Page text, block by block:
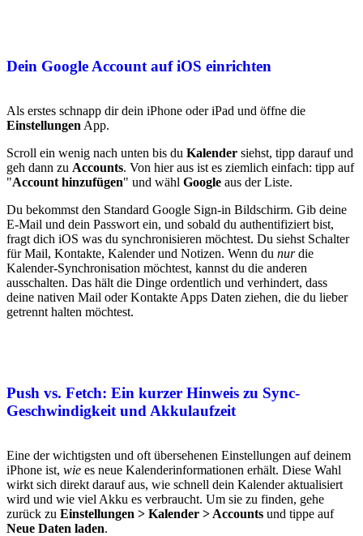
Dein Google Account auf iOS einrichten
Als erstes schnapp dir dein iPhone oder iPad und öffne die
Einstellungen App.
Scroll ein wenig nach unten bis du Kalender siehst, tipp darauf und
geh dann zu Accounts. Von hier aus ist es ziemlich einfach: tipp auf
"Account hinzufügen" und wähl Google aus der Liste.
Du bekommst den Standard Google Sign-in Bildschirm. Gib deine
E-Mail und dein Passwort ein, und sobald du authentifiziert bist,
fragt dich iOS was du synchronisieren möchtest. Du siehst Schalter
für Mail, Kontakte, Kalender und Notizen. Wenn du nurdie
Kalender-Synchronisation möchtest, kannst du die anderen
ausschalten. Das hält die Dinge ordentlich und verhindert, dass
deine nativen Mail oder Kontakte Apps Daten ziehen, die du lieber
getrennt halten möchtest.
Push vs. Fetch: Ein kurzer Hinweis zu Sync-
Geschwindigkeit und Akkulaufzeit
Eine der wichtigsten und oft übersehenen Einstellungen auf deinem
iPhone ist, wie es neue Kalenderinformationen erhält. Diese Wahl
wirkt sich direkt darauf aus, wie schnell dein Kalender aktualisiert
wird und wie viel Akku es verbraucht. Um sie zu finden, gehe
zurück zu Einstellungen > Kalender > Accounts und tippe auf
Neue Daten laden.